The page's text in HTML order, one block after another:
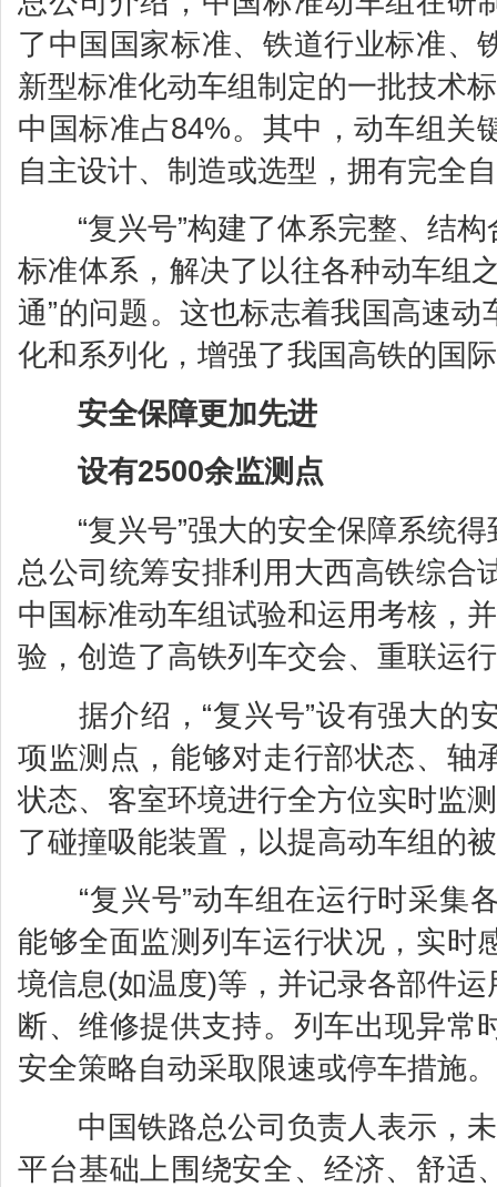
了中国国家标准、铁道行业标准、
新型标准化动车组制定的一批技术
中国标准占84%。其中，动车组关
自主设计、制造或选型，拥有完全
“复兴号”构建了体系完整、结构
标准体系，解决了以往各种动车组
通”的问题。这也标志着我国高速
化和系列化，增强了我国高铁的国
安全保障更加先进
设有2500余监测点
“复兴号”强大的安全保障系统得
总公司统筹安排利用大西高铁综合
中国标准动车组试验和运用考核，
验，创造了高铁列车交会、重联运
据介绍，“复兴号”设有强大的
项监测点，能够对走行部状态、轴
状态、客室环境进行全方位实时监
了碰撞吸能装置，以提高动车组的
“复兴号”动车组在运行时采集
能够全面监测列车运行状况，实时
境信息(如温度)等，并记录各部件
断、维修提供支持。列车出现异常
安全策略自动采取限速或停车措施。
中国铁路总公司负责人表示，未
平台基础上围绕安全、经济、舒适